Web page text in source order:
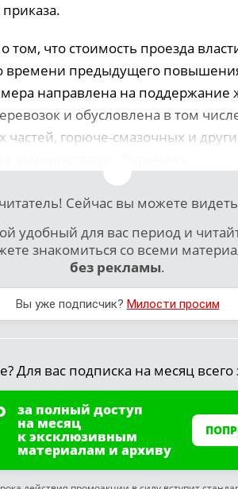
что стоимость проезда
времени предыдущего
направлена на поддержание
и обусловлена в том
горюче-смазочных и
Сейчас вы можете видеть
удобный для вас период и
знакомиться со всеми
без рекламы.
Вы уже подписчик? Милости просим
Для вас подписка на месяц всего
за полный доступ
на месяц
к эксклюзивным
материалам и архиву